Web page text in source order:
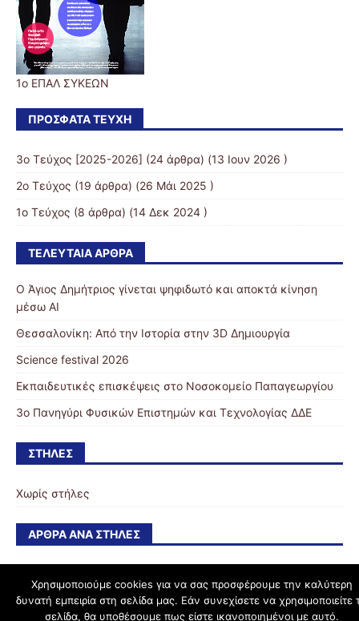
1ο ΕΠΑΛ ΣΥΚΕΩΝ
ΠΡΌΣΦΑΤΑ ΤΕΎΧΗ
3o Τεύχος [2025-2026] (24 άρθρα) (13 Ιουν 2026 )
2ο Τεύχος (19 άρθρα) (26 Μάι 2025 )
1ο Τεύχος (8 άρθρα) (14 Δεκ 2024 )
ΤΕΛΕΥΤΑΊΑ ΆΡΘΡΑ
Ο Άγιος Δημήτριος γίνεται ψηφιδωτό και αποκτά κίνηση
μέσω ΑΙ
Θεσσαλονίκη: Από την Ιστορία στην 3D Δημιουργία
Science festival 2026
Εκπαιδευτικές επισκέψεις στο Νοσοκομείο Παπαγεωργίου
3ο Πανηγύρι Φυσικών Επιστημών και Τεχνολογίας ΔΔΕ
ΣΤΉΛΕΣ
Χωρίς στήλες
ΆΡΘΡΑ ΑΝΆ ΣΤΉΛΕΣ
schoolpress.sch.gr
Χρησιμοποιούμε cookies για να σας προσφέρουμε την καλύτερη
δυνατή εμπειρία στη σελίδα μας. Εάν συνεχίσετε να χρησιμοποιείτε
σελίδα, θα υποθέσουμε πως είστε ικανοποιημένοι με αυτό.